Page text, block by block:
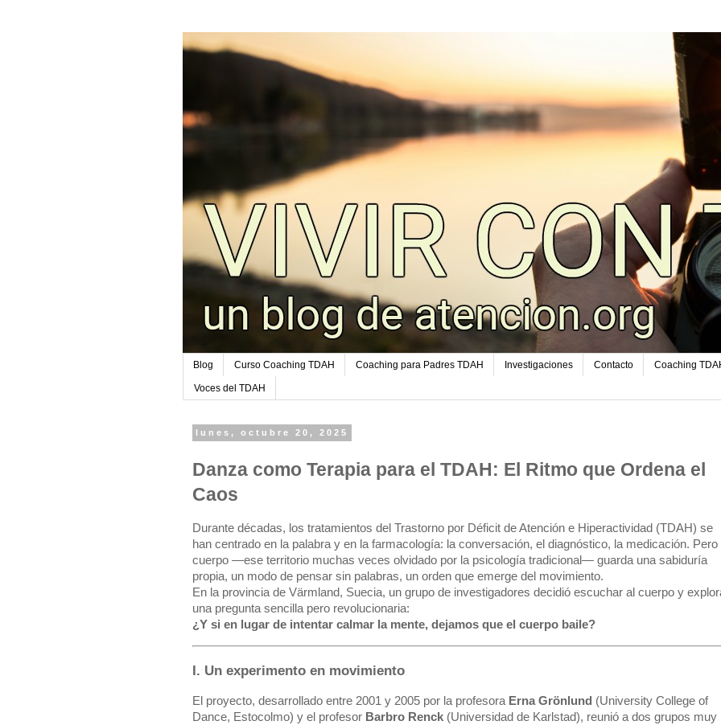
Blog Curso Coaching TDAH Coaching para Padres TDAH Investigaciones Contacto Coaching
Voces del TDAH
lunes, octubre 20, 2025
Danza como Terapia para el TDAH: El Ritmo que Ordena el
Caos
Durante décadas, los tratamientos del Trastorno por Déficit de Atención e Hiperactividad (TDAH) se
han centrado en la palabra y en la farmacología: la conversación, el diagnóstico, la medicación. Pero
cuerpo —ese territorio muchas veces olvidado por la psicología tradicional— guarda una sabiduría
propia, un modo de pensar sin palabras, un orden que emerge del movimiento.
En la provincia de Värmland, Suecia, un grupo de investigadores decidió escuchar al cuerpo y
una pregunta sencilla pero revolucionaria:
¿Y si en lugar de intentar calmar la mente, dejamos que el cuerpo baile?
I. Un experimento en movimiento
El proyecto, desarrollado entre 2001 y 2005 por la profesora Erna Grönlund (University College of
Dance, Estocolmo) y el profesor Barbro Renck(Universidad de Karlstad), reunió a dos grupos muy